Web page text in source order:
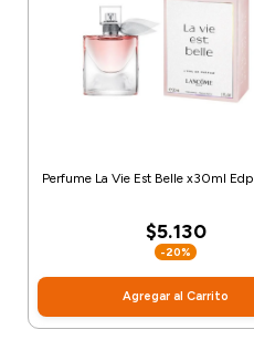
Perfume La Vie Est Belle x30ml
$5.130
-20%
Agregar al Carrito